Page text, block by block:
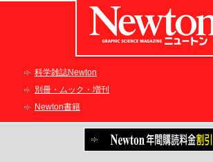
科学雑誌Newton
別冊・ムック・増刊
Newton書籍